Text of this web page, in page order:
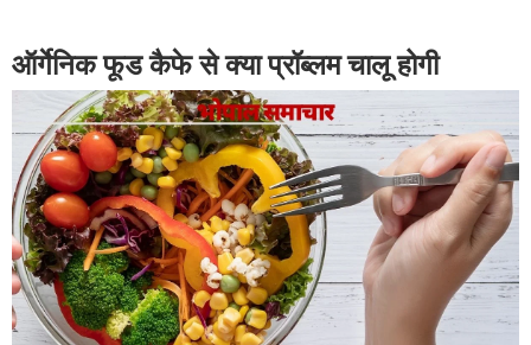
ऑर्गेनिक फूड कैफे से क्या प्रॉब्लम चालू होगी